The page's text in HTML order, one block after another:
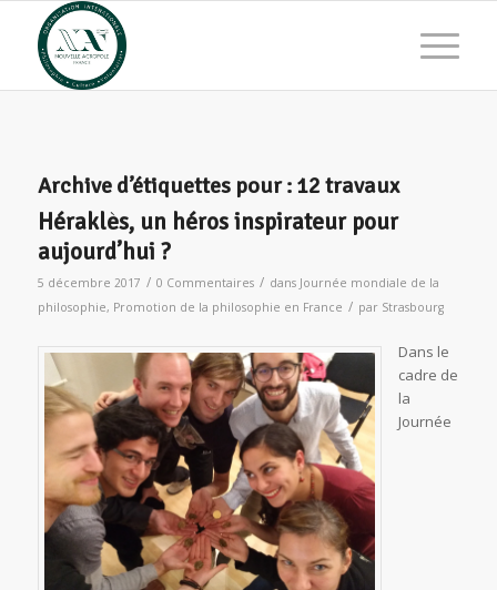
Archive d’étiquettes pour : 12 travaux
Héraklès, un héros inspirateur pour
aujourd’hui ?
5 décembre 2017 / 0 Commentaires / dans Journée mondiale de la
philosophie, Promotion de la philosophie en France / par Strasbourg
Dans le
cadre de
la
Journée